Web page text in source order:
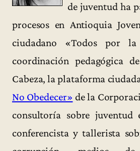
de juventud ha
procesos en Antioquia
ciudadano «Todos por
coordinación pedagógica
Cabeza, la plataforma
No Obedecer» de la
consultoría sobre juventud
conferencista y tallerista